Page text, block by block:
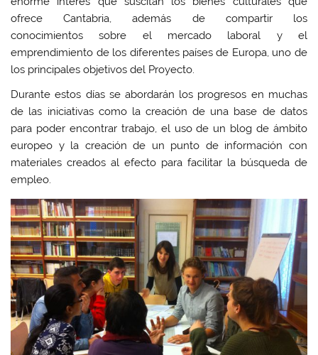
ofrece Cantabria, además de compartir los
conocimientos sobre el mercado laboral y el
emprendimiento de los diferentes países de Europa, uno de
los principales objetivos del Proyecto.
Durante estos días se abordarán los progresos en muchas
de las iniciativas como la creación de una base de datos
para poder encontrar trabajo, el uso de un blog de ámbito
europeo y la creación de un punto de información con
materiales creados al efecto para facilitar la búsqueda de
empleo.